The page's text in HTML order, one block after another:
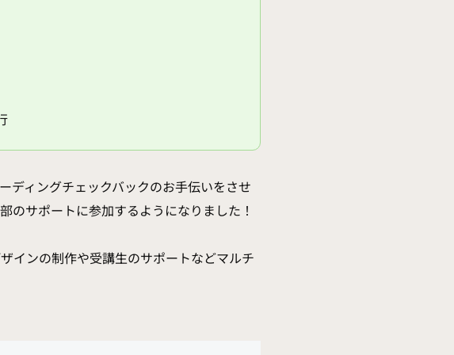
ディングチェックバックのお手伝いをさせ
のサポートに参加するようになりました！
インの制作や受講生のサポートなどマルチ